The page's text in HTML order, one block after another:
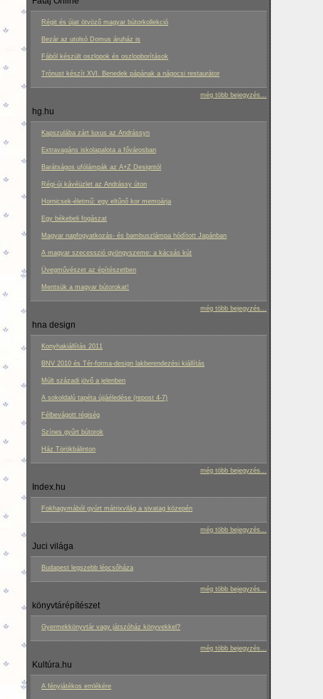
Régit és újat ötvöző magyar bútorkollekció
Bezár az utolsó Domus áruház is
Fából készült oszlopok és oszlopborítások
Trónust készít XVI. Benedek pápának a nágocsi restaurátor
még több bejegyzés...
hg.hu
Kapszulába zárt luxus az Andrássyn
Extravagáns iskolapalota a fővárosban
Barátságos ufólámpák az A+Z Designtól
Régi-új kávéüzlet az Andrássy úton
Hornicsek-életmű: egy eltűnő kor memoárja
Egy békebeli fogászat
Magyar napfogyatkozás- és bambuszlámpa hódított Japánban
A magyar szecesszió gyöngyszeme: a kácsás kút
Üvegművészet az építészetben
Mentsük a magyar bútorokat!
még több bejegyzés...
hna design
Konyhakiállítás 2011
BNV 2010 és Tér-forma-design lakberendezési kiállítás
Múlt századi jövő a jelenben
A sokoldalú tapéta újjáéledése (repost 4-7)
Félbevágott régiség
Színes gyűrt bútorok
Ház Törökbálinton
még több bejegyzés...
Index.hu
Fokhagymából gyúrt mátrixvilág a sivatag közepén
még több bejegyzés...
Juci világa
Budapest legszebb lépcsőháza
még több bejegyzés...
könyvtárépítészet
Gyermekkönyvtár vagy játszóház könyvekkel?
még több bejegyzés...
Kultúra.hu
A fényjátékos emlékére